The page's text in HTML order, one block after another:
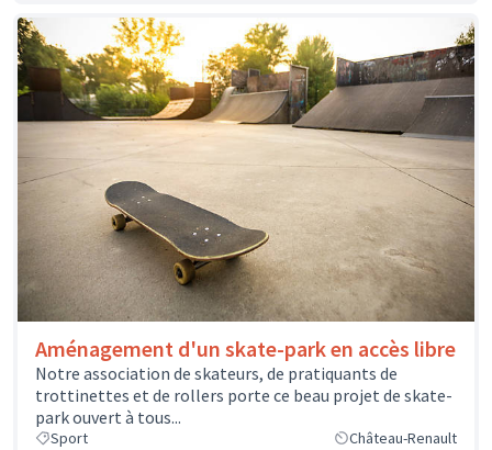
Aménagement d'un skate-park en accès libre
Notre association de skateurs, de pratiquants de
trottinettes et de rollers porte ce beau projet de skate-
park ouvert à tous...
Sport Château-Renault